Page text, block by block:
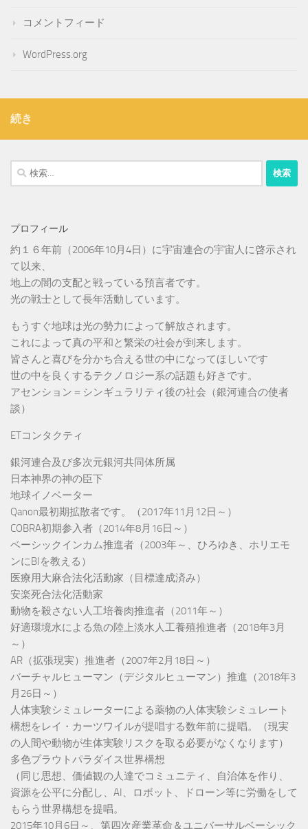
コメントフィード
WordPress.org
続き
検
索:
プロフィール
約１６年前（2006年10月4日）に宇宙連合の宇宙人に啓示され
て以来、
地上の闇の支配と戦っている預言者です。
光の戦士として長年活動しています。
もうすぐ地球は光の勢力によって解放されます。
これによって真の平和と繁栄の社会が到来します。
皆さんと喜びを分かち合える世の中になってほしいです
世の中を良くするテクノロジー系の話題も好きです。
アセンション＝シンギュラリティ後の社会（銀河連合の使者
談）
ETコンタクティ
銀河連合及び多次元銀河共同体所属
日本神界の神の臣下
地球イノベーター
Qanon最初期拡散者です。（2017年11月12日～）
COBRA初期参入者（2014年8月16日～）
ベーシックインカム推進者（2003年～、ひろゆき、ホリエモ
ンにBIを教える）
医療用大麻合法化活動家（目標達成済み）
安楽死合法化活動家
動物を殺さない人工培養肉推進者（2011年～）
好適環境水による魚の陸上淡水人工養殖推進者（2018年3月
～）
AR（拡張現実）推進者（2007年2月18日～）
バーチャルヒューマン（デジタルヒューマン）推進（2018年3
月26日～）
人体実験シミュレーターによる薬物の人体実験シミュレート
構想をレイ・カーツワイルが提唱する数年前に提唱。（現実
の人間や動物が生体実験リスクを取る必要がなくなります）
多色プラウトパラダイス世界構想
（同じ思想、価値観の人達でコミュニティ、自治体を作り、
資源を公平に分配し、AI、ロボット、ドローン等に労働をして
もらう世界構想を提唱。
2015年10月6日～、第四次産業革命＆ユニバーサルベーシック